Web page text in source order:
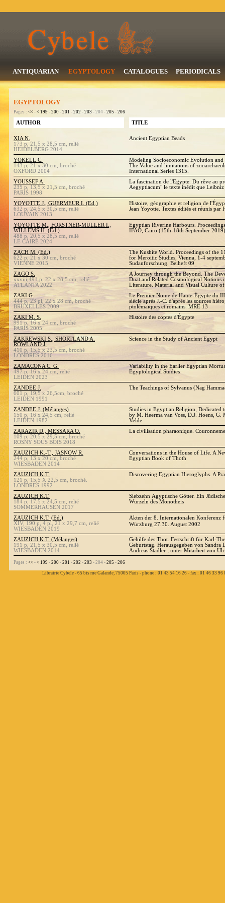
ANTIQUARIAN EGYPTOLOGY CATALOGUES PERIODICALS
EGYPTOLOGY
Pages : << - < 199 - 200 - 201 - 202 - 203 - 204 - 205 - 206
AUTHOR TITLE
XIA N.
173 p, 21,5 x 28,5 cm, relié
HEIDELBERG 2014
Ancient Egyptian Beads
YOKELL C.
143 p, 21 x 30 cm, broché
OXFORD 2004
Modeling Socioeconomic Evolution
The Value and limitations of
International Series 1315.
YOUSSEF A.
235 p, 13,5 x 21,5 cm, broché
PARIS 1998
La fascination de l'Egypte. Du rêve au
Aegyptiacum" le texte inédit que
YOYOTTE J., GUERMEUR I. (Ed.)
632 p, 24,5 x 30,5 cm, relié
LOUVAIN 2013
Histoire, géographie et religion de
Jean Yoyotte. Textes édités et réunis
YOYOTTE M., FORSTNER-MÜLLER I.,
WILLEMS H. (Ed.)
488 p, 20,5 x 28,5 cm, relié
LE CAIRE 2024
Egyptian Riverine Harbours.
IFAO, Cairo (15th-18th September 2019)
ZACH M. (Ed.)
622 p, 21 x 30 cm, broché
VIENNE 2015
The Kushite World. Proceedings of the
for Meroitic Studies, Vienna, 1-4
Sudanforschung. Beiheft 09
ZAGO S.
xxviii,491 p, 22 x 28,5 cm, relié
ATLANTA 2022
A Journey through the Beyond. The
Duat and Related Cosmological Notions
Literature. Material and Visual Culture
ZAKI G.
444 p, 23 pl, 22 x 28 cm, broché
BRUXELLES 2009
Le Premier Nome de Haute-Égypte du
siècle après J.-C. d'après les sources
ptolémaïques et romains. MRE 13
ZAKI M. S.
991 p, 16 x 24 cm, broché
PARIS 2005
Histoire des coptes d'Égypte
ZAKREWSKI S., SHORTLAND A.
ROWLAND J.
410 p, 15,5 x 23,5 cm, broché
LONDRES 2016
Science in the Study of Ancient Egypt
ZAMACONA C. G.
497 p, 16 x 24 cm, relié
LEIDEN 2023
Variability in the Earlier Egyptian
Egyptological Studies
ZANDEE J.
601 p, 19,5 x 26,5cm, broché
LEIDEN 1991
The Teachings of Sylvanus (Nag
ZANDEE J. (Mélanges)
150 p, 16 x 24,5 cm, relié
LEIDEN 1982
Studies in Egyptian Religion, Dedicated
by M. Heerma van Voss, D.J. Hoens, G.
Velde
ZARAZIR D., MESSARA O.
109 p, 20,5 x 29,5 cm, broché
ROSNY SOUS BOIS 2018
La civilisation pharaonique.
ZAUZICH K.-T., JASNOW R.
244 p, 13 x 20 cm, broché
WIESBADEN 2014
Conversations in the House of Life. A
Egyptian Book of Thoth
ZAUZICH K.T.
121 p, 15,5 X 22,5 cm, broché.
LONDRES 1992
Discovering Egyptian Hieroglyphs. A
ZAUZICH K.T.
184 p, 17,5 x 24,5 cm, relié
SOMMERHAUSEN 2017
Siebzehn Ägyptische Götter. Ein
Wurzeln des Monotheis
ZAUZICH K.T. (Ed.)
XIV, 190 p, 4 pl, 21 x 29,7 cm, relié
WIESBADEN 2019
Akten der 8. Internationalen Konferenz
Würzburg 27.30. August 2002
ZAUZICH K.T. (Mélanges)
191 p, 21,5 x 30,5 cm, relié
WIESBADEN 2014
Gehilfe des Thot. Festschrift für Karl-
Geburtstag. Herausgegeben von
Andreas Stadler ; unter Mitarbeit von
Pages : << - < 199 - 200 - 201 - 202 - 203 - 204 - 205 - 206
Librairie Cybele - 65 bis rue Galande, 75005 Paris - phone : 01 43 54 16 26 - fax : 01 46 33